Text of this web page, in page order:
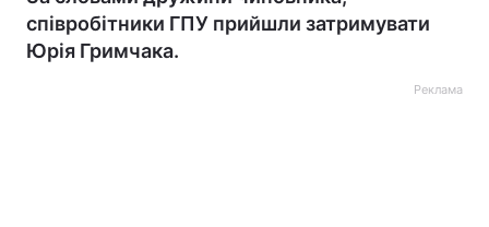
співробітники ГПУ прийшли затримувати
Юрія Гримчака.
Реклама